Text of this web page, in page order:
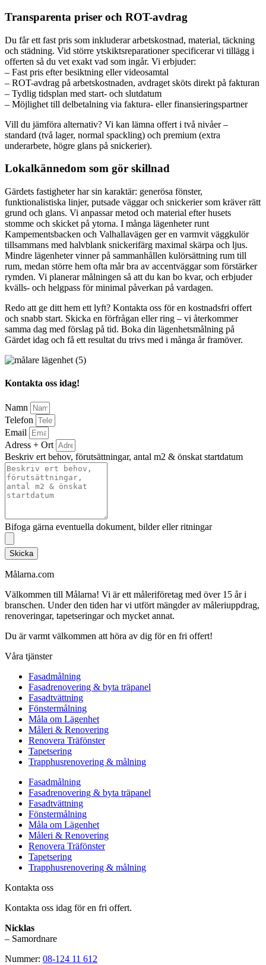
Transparenta priser och ROT-avdrag
Du får ett fast pris som inkluderar arbetskostnad, material, täckning
och städning. Vid större ytskiktsreparationer specificerar vi tillägg i
offerten så du vet exakt vad som ingår. Vi erbjuder:
– Fast pris efter besiktning eller videosamtal
– ROT-avdrag på arbetskostnaden, avdraget sköts direkt på fakturan
– Tydlig tidsplan med start- och slutdatum
– Möjlighet till delbetalning via faktura- eller finansieringspartner
Vill du jämföra alternativ? Vi kan lämna offert i två nivåer –
standard (två lager, normal spackling) och premium (extra
underarbete, högre glans på snickerier).
Lokalkännedom som gör skillnad
Gärdets fastigheter har sin karaktär: generösa fönster,
funktionalistiska linjer, putsade väggar och snickerier som kräver rätt
grund och glans. Vi anpassar metod och material efter husets
stomme och skicket på ytorna. I många lägenheter runt
Kampementsbacken och Valhallavägen ger en varmvit väggkulör
tillsammans med halvblank snickerifärg maximal skärpa och ljus.
Mindre lägenheter vinner på sammanhållen kulörsättning rum till
rum, medan större hem ofta mår bra av accentväggar som förstärker
rymden. Vi planerar målningen så att du kan bo kvar, och erbjuder
kvälls- och helgpass för minimal påverkan på vardagen.
Redo att ge ditt hem ett lyft? Kontakta oss för en kostnadsfri offert
och snabb start. Skicka en förfrågan eller ring – vi återkommer
samma dag med förslag på tid. Boka din lägenhetsmålning på
Gärdet idag och få ett resultat du trivs med i många år framöver.
Kontakta oss idag!
Namn
Telefon
Email
Adress + Ort
Beskriv ert behov, förutsättningar, antal m2 & önskat startdatum
Bifoga gärna eventuella dokument, bilder eller ritningar
Skicka
Målarna.com
Välkommen till Målarna! Vi är ett måleriföretag med över 15 år i
branschen. Under den tiden har vi utfört mängder av måleriuppdrag,
renoveringar, tapetseringar och mycket annat.
Du är varmt välkommen att höra av dig för en fri offert!
Våra tjänster
Fasadmålning
Fasadrenovering & byta träpanel
Fasadtvättning
Fönstermålning
Måla om Lägenhet
Måleri & Renovering
Renovera Träfönster
Tapetsering
Trapphusrenovering & målning
Fasadmålning
Fasadrenovering & byta träpanel
Fasadtvättning
Fönstermålning
Måla om Lägenhet
Måleri & Renovering
Renovera Träfönster
Tapetsering
Trapphusrenovering & målning
Kontakta oss
Kontakta oss idag för en fri offert.
Nicklas
– Samordnare
Nummer: 08-124 11 612